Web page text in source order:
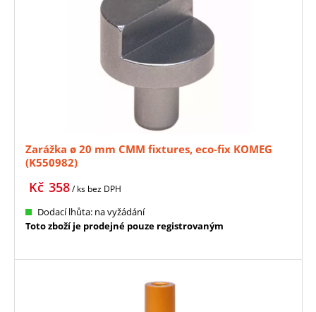
Zarážka ø 20 mm CMM fixtures, eco-fix KOMEG
(K550982)
358
Kč / ks bez DPH
Dodací lhůta: na vyžádání
Toto zboží je prodejné pouze registrovaným